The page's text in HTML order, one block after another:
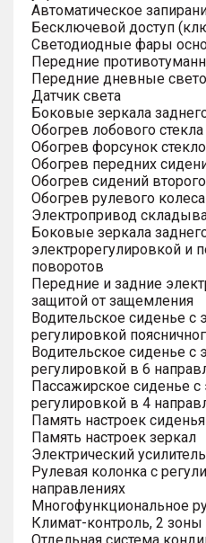
Автоматическое
Бесключевой доступ
Светодиодные фары
Передние
Передние дневные
Датчик света
Боковые зеркала
Обогрев лобового стекла
Обогрев форсунок
Обогрев передних
Обогрев сидений
Обогрев рулевого колеса
Электропривод
Боковые зеркала
электрорегулировкой и
поворотов
Передние и задние
защитой от защемления
Водительское сиденье с
регулировкой
Водительское сиденье с
регулировкой в 6
Пассажирское сиденье с
регулировкой в 4
Память настроек
Память настроек зеркал
Электрический
Рулевая колонка с
направлениях
Многофункциональное
Климат-контроль, 2 зоны
Отдельная система